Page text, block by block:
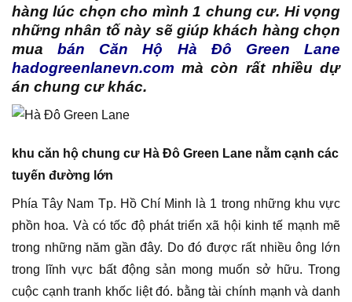
hàng lúc chọn cho mình 1 chung cư. Hi vọng
những nhân tố này sẽ giúp khách hàng chọn
muabán Căn Hộ Hà Đô Green Lane
hadogreenlanevn.com mà còn rất nhiều dự
án chung cư khác.
khu căn hộ chung cư Hà Đô Green Lane nằm cạnh các
tuyến đường lớn
Phía Tây Nam Tp. Hồ Chí Minh là 1 trong những khu vực
phồn hoa. Và có tốc độ phát triển xã hội kinh tế mạnh mẽ
trong những năm gần đây. Do đó được rất nhiều ông lớn
trong lĩnh vực bất động sản mong muốn sở hữu. Trong
cuộc cạnh tranh khốc liệt đó. bằng tài chính mạnh và danh